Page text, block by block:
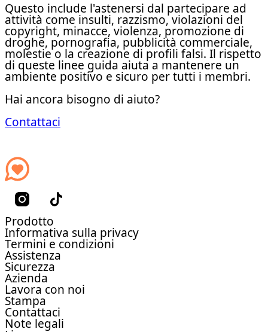
Questo include l'astenersi dal partecipare ad
attività come insulti, razzismo, violazioni del
copyright, minacce, violenza, promozione di
droghe, pornografia, pubblicità commerciale,
molestie o la creazione di profili falsi. Il rispetto
di queste linee guida aiuta a mantenere un
ambiente positivo e sicuro per tutti i membri.
Hai ancora bisogno di aiuto?
Contattaci
Prodotto
Informativa sulla privacy
Termini e condizioni
Assistenza
Sicurezza
Azienda
Lavora con noi
Stampa
Contattaci
Note legali